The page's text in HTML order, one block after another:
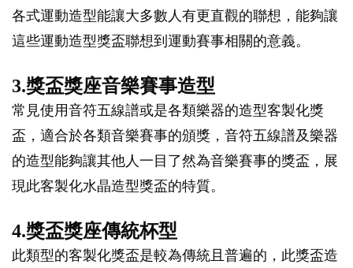
各式運動造型能讓大多數人有更直觀的聯想，能夠讓
這些運動造型獎盃聯想到運動賽事相關的意義。
3.獎盃獎座音樂賽事造型
常見使用音符五線譜或是各類樂器的造型客製化獎
盃，適合於各類音樂賽事的頒獎，音符五線譜及樂器
的造型能夠讓其他人一目了然為音樂賽事的獎盃，展
現此客製化水晶造型獎盃的特質。
4.獎盃獎座傳統杯型
此類型的客製化獎盃是較為傳統且普遍的，此獎盃造